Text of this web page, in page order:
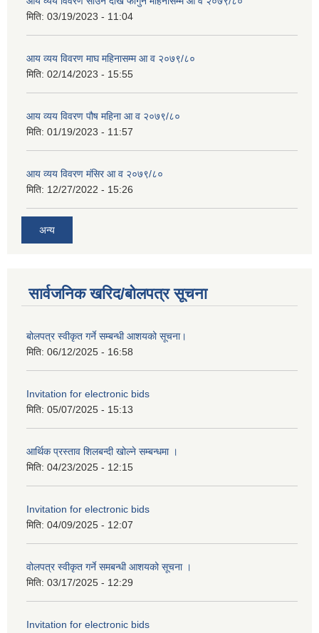
मिति: 03/19/2023 - 11:04
आय व्यय विवरण माघ महिनासम्म आ व २०७९/८०
मिति: 02/14/2023 - 15:55
आय व्यय विवरण पौष महिना आ व २०७९/८०
मिति: 01/19/2023 - 11:57
आय व्यय विवरण मंसिर आ व २०७९/८०
मिति: 12/27/2022 - 15:26
अन्य
सार्वजनिक खरिद/बोलपत्र सूचना
बोलपत्र स्वीकृत गर्ने सम्बन्धी आशयको सूचना।
मिति: 06/12/2025 - 16:58
Invitation for electronic bids
मिति: 05/07/2025 - 15:13
आर्थिक प्रस्ताव शिलबन्दी खोल्ने सम्बन्धमा ।
मिति: 04/23/2025 - 12:15
Invitation for electronic bids
मिति: 04/09/2025 - 12:07
वोलपत्र स्वीकृत गर्ने समबन्धी आशयको सूचना ।
मिति: 03/17/2025 - 12:29
Invitation for electronic bids